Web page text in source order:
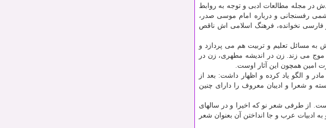
در مجله مطالعات ادبی و توجه به روابط
رفسنجانی و درباره امام موسی صدر،
فارسی نخوانده، فرهنگ اسلامی اش ناقص
به مسائل تعلیم و تربیت هم می پردازد و
موج می زند. زن در اندیشه مطهری، زن در
امین همچون این آثار اوست.
و الگو یاد کرده و اظهار داشت: بعد از
و شعرا و ادیبان معروف را دارای چنین
از طرفی شعر نو که اخیرا و در سالهای
به ادبیات عرب و جا انداختن آن بعنوان شعر